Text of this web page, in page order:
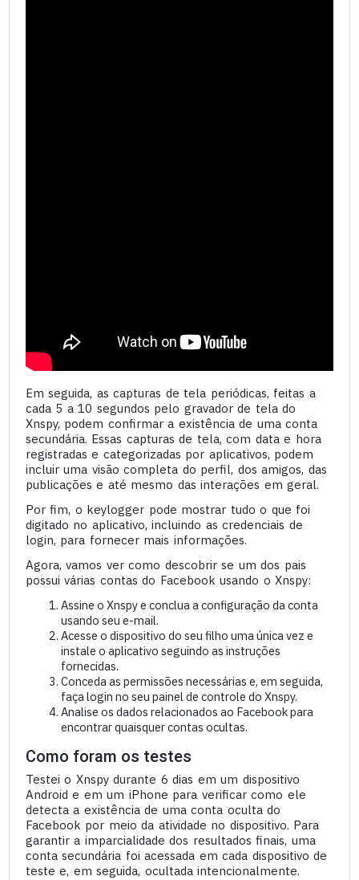
Em seguida, as capturas de tela periódicas, feitas a
cada 5 a 10 segundos pelo gravador de tela do
Xnspy, podem confirmar a existência de uma conta
secundária. Essas capturas de tela, com data e hora
registradas e categorizadas por aplicativos, podem
incluir uma visão completa do perfil, dos amigos, das
publicações e até mesmo das interações em geral.
Por fim, o keylogger pode mostrar tudo o que foi
digitado no aplicativo, incluindo as credenciais de
login, para fornecer mais informações.
Agora, vamos ver como descobrir se um dos pais
possui várias contas do Facebook usando o Xnspy:
Assine o Xnspy e conclua a configuração da conta
usando seu e-mail.
Acesse o dispositivo do seu filho uma única vez e
instale o aplicativo seguindo as instruções
fornecidas.
Conceda as permissões necessárias e, em seguida,
faça login no seu painel de controle do Xnspy.
Analise os dados relacionados ao Facebook para
encontrar quaisquer contas ocultas.
Como foram os testes
Testei o Xnspy durante 6 dias em um dispositivo
Android e em um iPhone para verificar como ele
detecta a existência de uma conta oculta do
Facebook por meio da atividade no dispositivo. Para
garantir a imparcialidade dos resultados finais, uma
conta secundária foi acessada em cada dispositivo de
teste e, em seguida, ocultada intencionalmente.